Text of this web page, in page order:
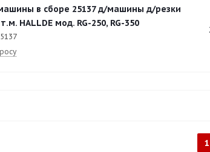
в сборе 25137 д/машины д/резки
HALLDE мод. RG-250, RG-350
1